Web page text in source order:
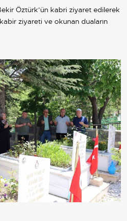
Öztürk’ün kabri ziyaret edilerek
ziyareti ve okunan duaların